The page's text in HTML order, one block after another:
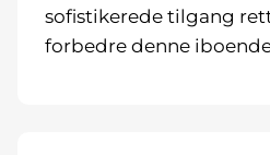
sofistikerede tilgang
forbedre denne